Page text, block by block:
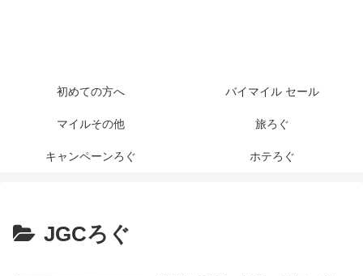
初めての方へ バイマイル セール
マイルその他 旅ろぐ
キャンペーンろぐ ホテろぐ
JGCろぐ